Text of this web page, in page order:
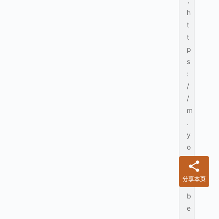
h
t
t
p
s
:
/
/
m
.
y
o
u
b
e
分享本页